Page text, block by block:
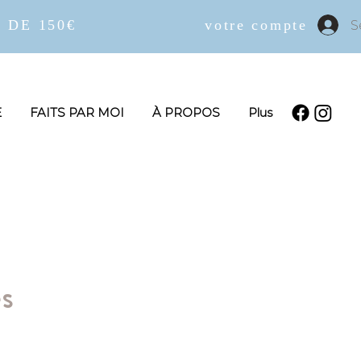
DE 150€ votre compte
FAITS PAR MOI À PROPOS Plus